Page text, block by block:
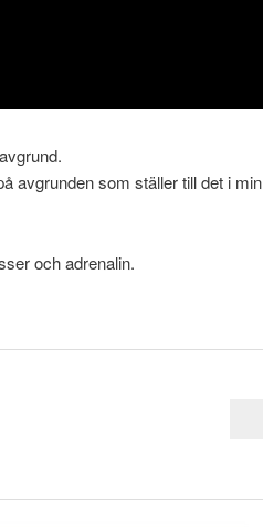
avgrunden som ställer till det i min
och adrenalin.